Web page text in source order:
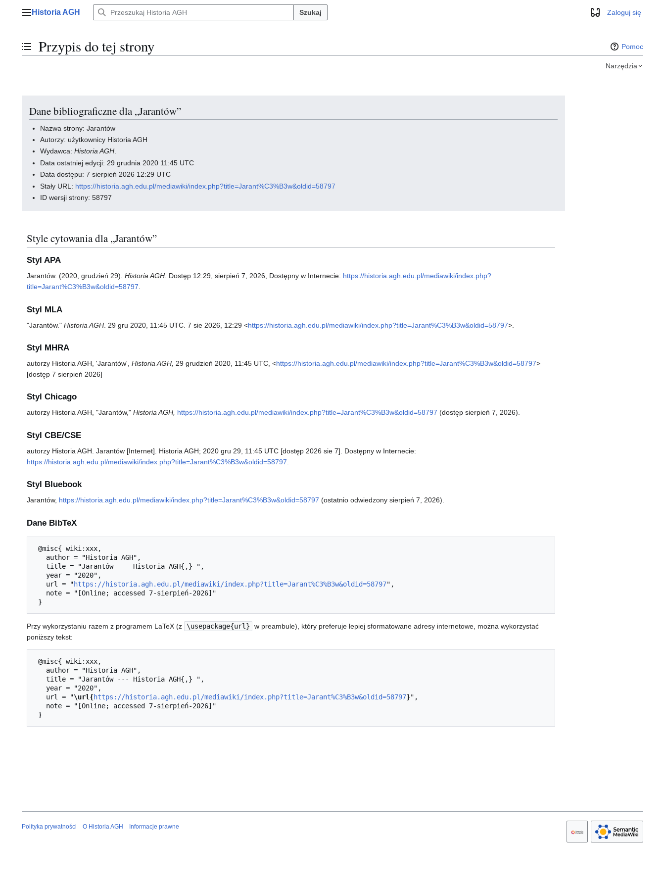
Menu główne
Historia AGH Szukaj WyglądZaloguj się
Przełącz stan spisu treści
Przypis do tej strony Pomoc
Narzędzia
Dane bibliograficzne dla „Jarantów”
Nazwa strony: Jarantów
Autorzy: użytkownicy Historia AGH
Wydawca:Historia AGH.
Data ostatniej edycji: 29 grudnia 2020 11:45 UTC
Data dostępu: 7 sierpień 2026 12:29 UTC
Stały URL: https://historia.agh.edu.pl/mediawiki/index.php?title=Jarant%C3%B3w&oldid=58797
ID wersji strony: 58797
Style cytowania dla „Jarantów”
Styl APA
Jarantów. (2020, grudzień 29). Historia AGH. Dostęp 12:29, sierpień 7, 2026, Dostępny w Internecie: https://historia.agh.edu.pl/mediawiki/index.php?
title=Jarant%C3%B3w&oldid=58797.
Styl MLA
"Jarantów." Historia AGH . 29 gru 2020, 11:45 UTC. 7 sie 2026, 12:29 <https://historia.agh.edu.pl/mediawiki/index.php?title=Jarant%C3%B3w&oldid=58797>.
Styl MHRA
autorzy Historia AGH, 'Jarantów', Historia AGH, 29 grudzień 2020, 11:45 UTC, <https://historia.agh.edu.pl/mediawiki/index.php?title=Jarant%C3%B3w&oldid=58797>
[dostęp 7 sierpień 2026]
Styl Chicago
autorzy Historia AGH, "Jarantów," Historia AGH, https://historia.agh.edu.pl/mediawiki/index.php?title=Jarant%C3%B3w&oldid=58797 (dostęp sierpień 7, 2026).
Styl CBE/CSE
autorzy Historia AGH. Jarantów [Internet]. Historia AGH; 2020 gru 29, 11:45 UTC [dostęp 2026 sie 7]. Dostępny w Internecie:
https://historia.agh.edu.pl/mediawiki/index.php?title=Jarant%C3%B3w&oldid=58797
Styl Bluebook
Jarantów, https://historia.agh.edu.pl/mediawiki/index.php?title=Jarant%C3%B3w&oldid=58797 (ostatnio odwiedzony sierpień 7, 2026).
Dane BibTeX
   url = "
https://historia.agh.edu.pl/mediawiki/index.php?title=Jarant%C3%B3w&oldid=58797",
Przy wykorzystaniu razem z programem LaTeX (z \usepackage{url}
w preambule), który preferuje lepiej sformatowane adresy internetowe, można wykorzystać
poniższy tekst:
   url = "
\url{https://historia.agh.edu.pl/mediawiki/index.php?title=Jarant%C3%B3w&oldid=58797}",
Polityka prywatności O Historia AGH Informacje prawne